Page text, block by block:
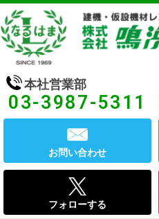
本社営業部
03-3987-5311
お問い合わせ
フォローする